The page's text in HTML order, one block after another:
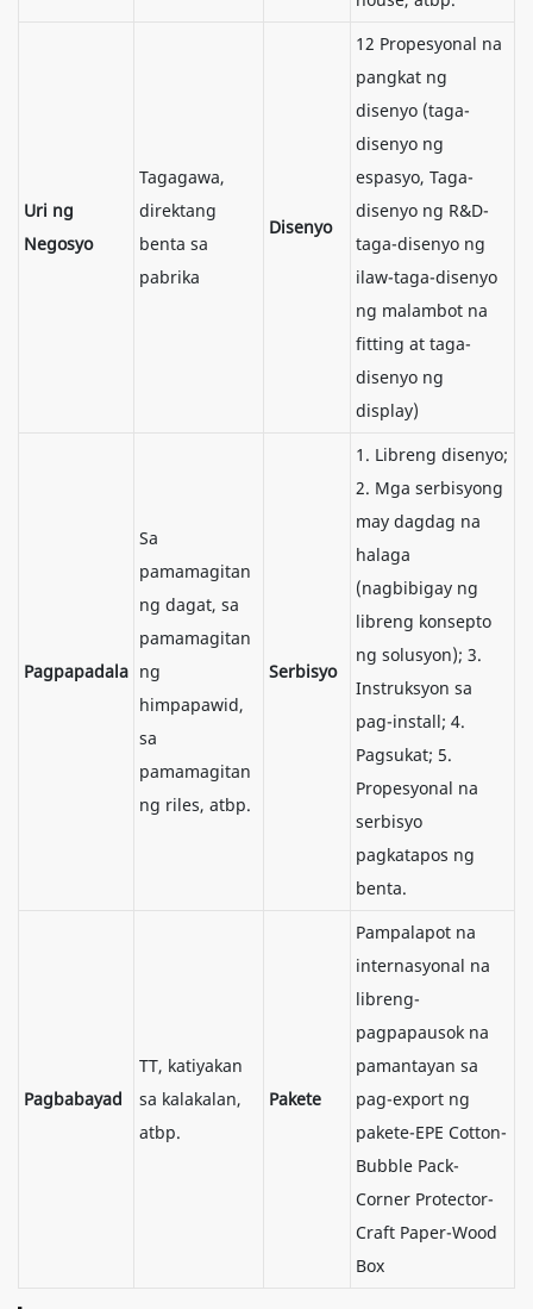
Uri ng
Negosyo
Tagagawa,
direktang
benta sa
pabrika
Disenyo
12 Propesyonal na
pangkat ng
disenyo (taga-
disenyo ng
espasyo, Taga-
disenyo ng R&D-
taga-disenyo ng
ilaw-taga-disenyo
ng malambot na
fitting at taga-
disenyo ng
display)
Pagpapadala
Sa
pamamagitan
ng dagat, sa
pamamagitan
ng
himpapawid,
sa
pamamagitan
ng riles, atbp.
Serbisyo
1. Libreng disenyo;
2. Mga serbisyong
may dagdag na
halaga
(nagbibigay ng
libreng konsepto
ng solusyon); 3.
Instruksyon sa
pag-install; 4.
Pagsukat; 5.
Propesyonal na
serbisyo
pagkatapos ng
benta.
Pagbabayad
TT, katiyakan
sa kalakalan,
atbp.
Pakete
Pampalapot na
internasyonal na
libreng-
pagpapausok na
pamantayan sa
pag-export ng
pakete-EPE Cotton-
Bubble Pack-
Corner Protector-
Craft Paper-Wood
Box